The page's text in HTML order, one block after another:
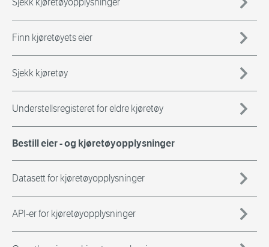
Sjekk kjøretøyopplysninger
Finn kjøretøyets eier
Sjekk kjøretøy
Understellsregisteret for eldre kjøretøy
Bestill eier - og kjøretøyopplysninger
Datasett for kjøretøyopplysninger
API-er for kjøretøyopplysninger